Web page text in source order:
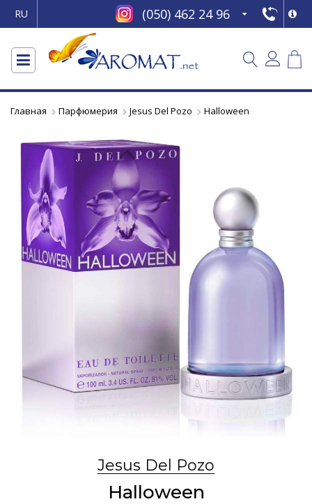
RU (050) 462 24 96
Главная Парфюмерия Jesus Del Pozo Halloween
Jesus Del Pozo
Halloween